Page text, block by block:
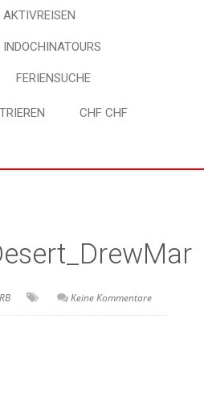
AKTIVREISEN
INDOCHINATOURS
FERIENSUCHE
CHF CHF
RB Keine Kommentare